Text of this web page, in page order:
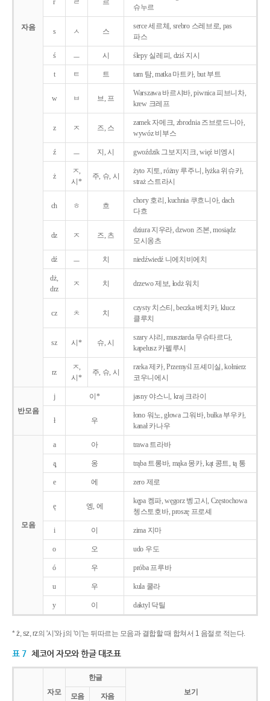
자음
r ㄹ 르
슈누르
s ㅅ 스
serce 세르체, srebro 스레브로, pas
파스
ś ㅡ 시 ślepy 실레피, dziś 지시
t ㅌ 트 tam 탐, matka 마트카, but 부트
w ㅂ 브, 프
Warszawa 바르샤바, piwnica 피브니차,
krew 크레프
z ㅈ 즈, 스
zamek 자메크, zbrodnia 즈브로드니아,
wywóz 비부스
ź ㅡ 지, 시 gwoździk 그보지지크, więź 비엥시
ż
ㅈ,
시*
주, 슈, 시
żyto 지토, różny 루주니, łyżka 위슈카,
straż 스트라시
ch ㅎ 흐
chory 호리, kuchnia 쿠흐니아, dach
다흐
dz ㅈ 즈, 츠
dziura 지우라, dzwon 즈본, mosiądz
모시옹츠
dź ㅡ 치 niedźwiedź 니에치비에치
dż,
drz
ㅈ 치 drzewo 제보, łodż 워치
cz ㅊ 치
czysty 치스티, beczka 베치카, klucz
클루치
sz 시* 슈, 시
szary 샤리, musztarda 무슈타르다,
kapelusz 카펠루시
rz
ㅈ,
시*
주, 슈, 시
rzeka 제카, Przemyśl 프셰미실, kołnierz
코우니에시
반모음
j 이* jasny 야스니, kraj 크라이
ł 우
łono 워노, głowa 그워바, bułka 부우카,
kanał 카나우
모음
a 아 trawa 트라바
ą̨ 옹 trąba 트롱바, mąka 몽카, kąt 콩트, tą 통
e 에 zero 제로
ę 엥, 에
kępa 켕파, węgorz 벵고시, Częstochowa
쳉스토호바, proszę 프로셰
i 이 zima 지마
o 오 udo 우도
ó 우 próba 프루바
u 우 kula 쿨라
y 이 daktyl 닥틸
* ż, sz, rz의 '시'와 j의 '이'는 뒤따르는 모음과 결합할 때 합쳐서 1 음절로 적는다.
표 7 체코어 자모와 한글 대조표
자모
한글
보기
모음
자음